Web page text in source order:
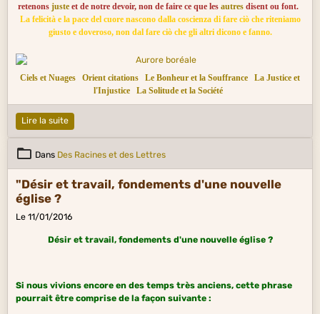
retenons juste et de notre devoir, non de faire ce que les autresdisent ou font.
La felicità e la pace del cuore nascono dalla coscienza di fare ciò che riteniamo
giusto e doveroso, non dal fare ciò che gli altri dicono e fanno.
Ciels et Nuages Orient citations Le Bonheur et la Souffrance
La Justice et
l'Injustice
La Solitude et la Société
Lire la suite
Dans Des Racines et des Lettres
"Désir et travail, fondements d'une nouvelle
église ?
Le 11/01/2016
Désir et travail, fondements d'une nouvelle église ?
Si nous vivions encore en des temps très anciens, cette phrase
pourrait être comprise de la façon suivante :